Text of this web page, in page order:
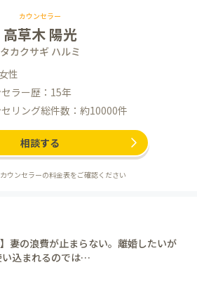
カウンセラー
高草木 陽光
タカクサギ ハルミ
女性
ラー歴：15年
リング総件数：約10000件
相談する
ウンセラーの料金表をご確認ください
】妻の浪費が止まらない。離婚したいが
い込まれるのでは…